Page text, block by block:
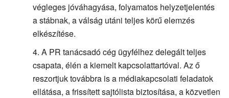
végleges jóváhagyása, folyamatos helyzetjelentés
a stábnak, a válság utáni teljes körű elemzés
elkészítése.
A PR tanácsadó cég ügyfélhez delegált teljes
csapata, élén a kiemelt kapcsolattartóval. Az ő
reszortjuk továbbra is a médiakapcsolati feladatok
ellátása, a frissített sajtólista biztosítása, a közvetlen